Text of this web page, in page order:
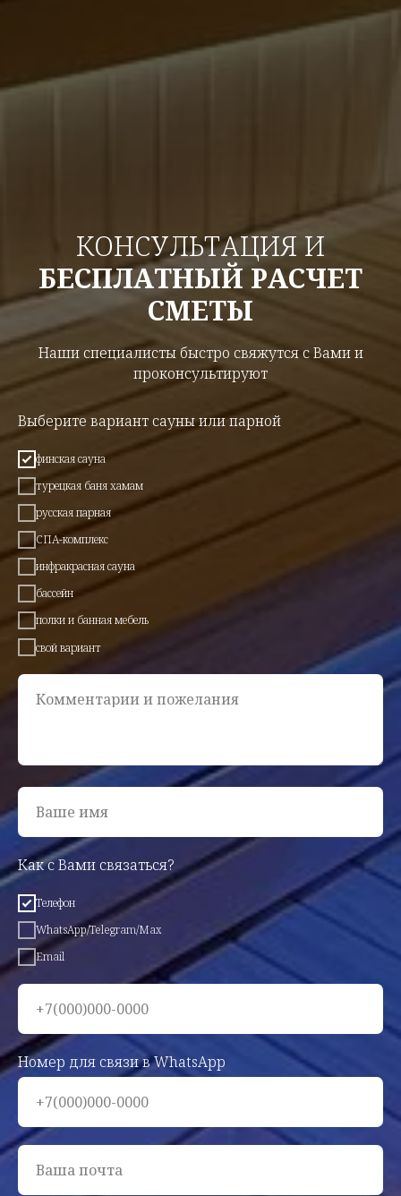
КОНСУЛЬТАЦИЯ И
БЕСПЛАТНЫЙ РАСЧЕТ
СМЕТЫ
Наши специалисты быстро свяжутся с Вами и
проконсультируют
Выберите вариант сауны или парной
финская сауна
турецкая баня хамам
русская парная
СПА-комплекс
инфракрасная сауна
бассейн
полки и банная мебель
свой вариант
Комментарии и пожелания
Ваше имя
Как с Вами связаться?
Телефон
WhatsApp/Telegram/Max
Email
+7(000)000-0000
Номер для связи в WhatsApp
+7(000)000-0000
Ваша почта